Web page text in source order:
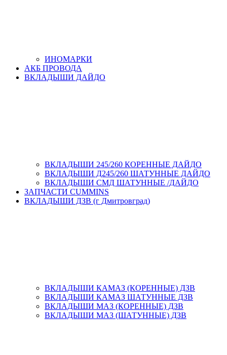
ИНОМАРКИ
АКБ ПРОВОДА
ВКЛАДЫШИ ДАЙДО
ВКЛАДЫШИ 245/260 КОРЕННЫЕ ДАЙДО
ВКЛАДЫШИ Д245/260 ШАТУННЫЕ ДАЙДО
ВКЛАДЫШИ СМД ШАТУННЫЕ /ДАЙДО
ЗАПЧАСТИ CUMMINS
ВКЛАДЫШИ ДЗВ (г Дмитровград)
ВКЛАДЫШИ КАМАЗ (КОРЕННЫЕ) ДЗВ
ВКЛАДЫШИ КАМАЗ ШАТУННЫЕ ДЗВ
ВКЛАДЫШИ МАЗ (КОРЕННЫЕ) ДЗВ
ВКЛАДЫШИ МАЗ (ШАТУННЫЕ) ДЗВ